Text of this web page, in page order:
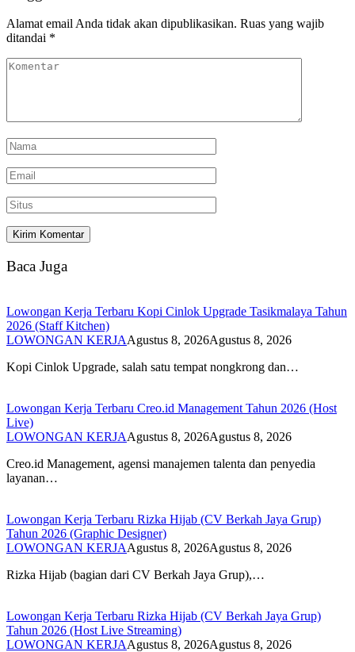
Alamat email Anda tidak akan dipublikasikan. Ruas yang wajib
ditandai *
Baca Juga
Lowongan Kerja Terbaru Kopi Cinlok Upgrade Tasikmalaya Tahun
2026 (Staff Kitchen)
LOWONGAN KERJAAgustus 8, 2026Agustus 8, 2026
Kopi Cinlok Upgrade, salah satu tempat nongkrong dan…
Lowongan Kerja Terbaru Creo.id Management Tahun 2026 (Host
Live)
LOWONGAN KERJAAgustus 8, 2026Agustus 8, 2026
Creo.id Management, agensi manajemen talenta dan penyedia
layanan…
Lowongan Kerja Terbaru Rizka Hijab (CV Berkah Jaya Grup)
Tahun 2026 (Graphic Designer)
LOWONGAN KERJAAgustus 8, 2026Agustus 8, 2026
Rizka Hijab (bagian dari CV Berkah Jaya Grup),…
Lowongan Kerja Terbaru Rizka Hijab (CV Berkah Jaya Grup)
Tahun 2026 (Host Live Streaming)
LOWONGAN KERJAAgustus 8, 2026Agustus 8, 2026